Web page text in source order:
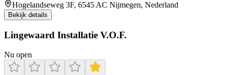
Hogelandseweg 3F, 6545 AC Nijmegen, Nederland
Bekijk details
Lingewaard Installatie V.O.F.
Nu open